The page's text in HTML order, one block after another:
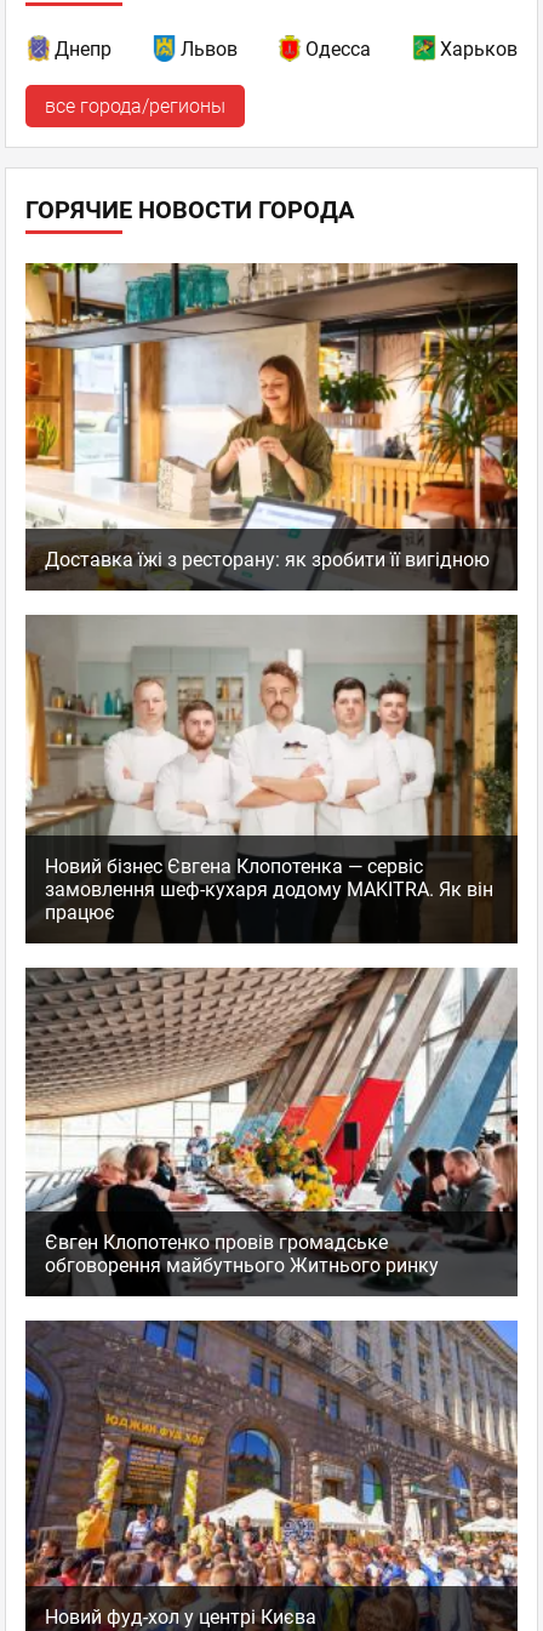
Днепр Львов Одесса Харьков
все города/регионы
ГОРЯЧИЕ НОВОСТИ ГОРОДА
Доставка їжі з ресторану: як зробити її вигідною
Новий бізнес Євгена Клопотенка — сервіс
замовлення шеф-кухаря додому MAKITRA. Як він
працює
Євген Клопотенко провів громадське
обговорення майбутнього Житнього ринку
Новий фуд-хол у центрі Києва